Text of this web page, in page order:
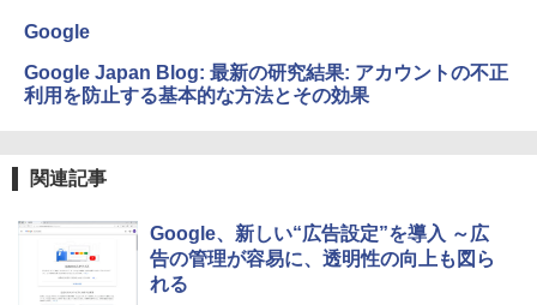
Google
Google Japan Blog: 最新の研究結果: アカウントの不正
利用を防止する基本的な方法とその効果
関連記事
Google、新しい“広告設定”を導入 ～広
告の管理が容易に、透明性の向上も図ら
れる